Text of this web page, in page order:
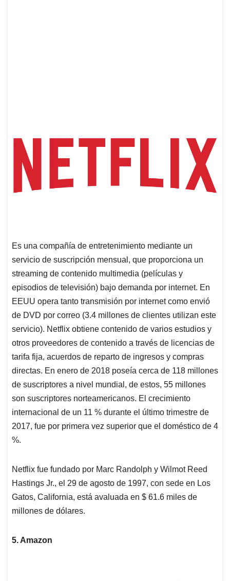
Es una compañía de entretenimiento mediante un
servicio de suscripción mensual, que proporciona un
streaming de contenido multimedia (películas y
episodios de televisión) bajo demanda por internet. En
EEUU opera tanto transmisión por internet como envió
de DVD por correo (3.4 millones de clientes utilizan este
servicio). Netflix obtiene contenido de varios estudios y
otros proveedores de contenido a través de licencias de
tarifa fija, acuerdos de reparto de ingresos y compras
directas. En enero de 2018 poseía cerca de 118 millones
de suscriptores a nivel mundial, de estos, 55 millones
son suscriptores norteamericanos. El crecimiento
internacional de un 11 % durante el último trimestre de
2017, fue por primera vez superior que el doméstico de 4
%.
Netflix fue fundado por Marc Randolph y Wilmot Reed
Hastings Jr., el 29 de agosto de 1997, con sede en Los
Gatos, California, está avaluada en $ 61.6 miles de
millones de dólares.
5. Amazon